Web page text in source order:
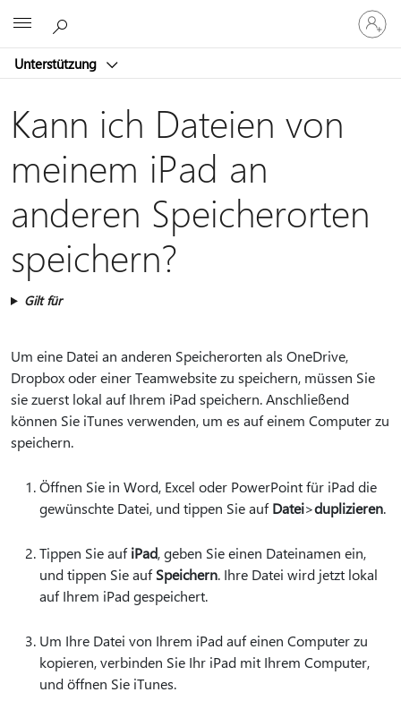
Unterstützung
Bei
Ihrem
Konto
Kann ich Dateien von
meinem iPad an
anderen Speicherorten
speichern?
Gilt für
Um eine Datei an anderen Speicherorten als OneDrive,
Dropbox oder einer Teamwebsite zu speichern, müssen Sie
sie zuerst lokal auf Ihrem iPad speichern. Anschließend
können Sie iTunes verwenden, um es auf einem Computer zu
speichern.
Öffnen Sie in Word, Excel oder PowerPoint für iPad die
gewünschte Datei, und tippen Sie aufDatei>duplizieren.
Tippen Sie aufiPad, geben Sie einen Dateinamen ein,
und tippen Sie aufSpeichern. Ihre Datei wird jetzt lokal
auf Ihrem iPad gespeichert.
Um Ihre Datei von Ihrem iPad auf einen Computer zu
kopieren, verbinden Sie Ihr iPad mit Ihrem Computer,
und öffnen Sie iTunes.